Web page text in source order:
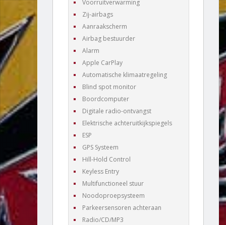
Voorruitverwarming
Zij-airbags
Aanraakscherm
Airbag bestuurder
Alarm
Apple CarPlay
Automatische klimaatregeling
Blind spot monitor
Boordcomputer
Digitale radio-ontvangst
Elektrische achteruitkijkspiegels
ESP
GPS Systeem
Hill-Hold Control
Keyless Entry
Multifunctioneel stuur
Noodoproepsysteem
Parkeersensoren achteraan
Radio/CD/MP3